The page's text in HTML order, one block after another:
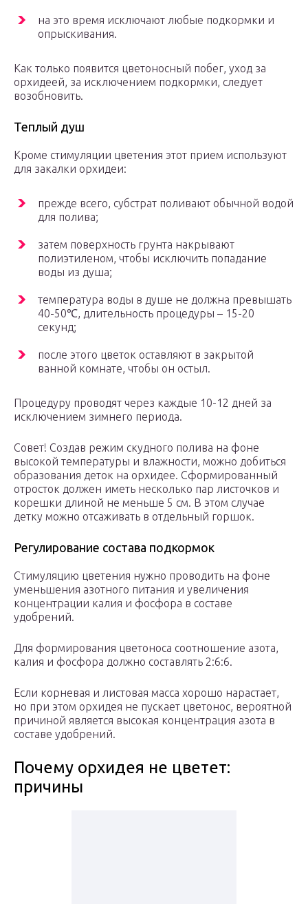
на это время исключают любые подкормки и
опрыскивания.
Как только появится цветоносный побег, уход за
орхидеей, за исключением подкормки, следует
возобновить.
Теплый душ
Кроме стимуляции цветения этот прием используют
для закалки орхидеи:
прежде всего, субстрат поливают обычной водой
для полива;
затем поверхность грунта накрывают
полиэтиленом, чтобы исключить попадание
воды из душа;
температура воды в душе не должна превышать
40-50℃, длительность процедуры – 15-20
секунд;
после этого цветок оставляют в закрытой
ванной комнате, чтобы он остыл.
Процедуру проводят через каждые 10-12 дней за
исключением зимнего периода.
Совет! Создав режим скудного полива на фоне
высокой температуры и влажности, можно добиться
образования деток на орхидее. Сформированный
отросток должен иметь несколько пар листочков и
корешки длиной не меньше 5 см. В этом случае
детку можно отсаживать в отдельный горшок.
Регулирование состава подкормок
Стимуляцию цветения нужно проводить на фоне
уменьшения азотного питания и увеличения
концентрации калия и фосфора в составе
удобрений.
Для формирования цветоноса соотношение азота,
калия и фосфора должно составлять 2:6:6.
Если корневая и листовая масса хорошо нарастает,
но при этом орхидея не пускает цветонос, вероятной
причиной является высокая концентрация азота в
составе удобрений.
Почему орхидея не цветет:
причины